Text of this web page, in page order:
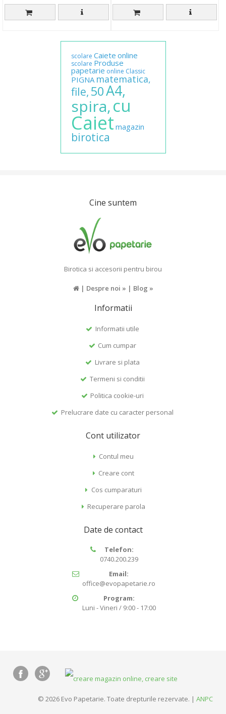
scolare Caiete online
scolare Produse
papetarie online Classic
PIGNA matematica,
file, 50A4,
spira,cu
Caiet magazin
birotica
Cine suntem
Birotica si accesorii pentru birou
| Despre noi » | Blog »
Informatii
Informatii utile
Cum cumpar
Livrare si plata
Termeni si conditii
Politica cookie-uri
Prelucrare date cu caracter personal
Cont utilizator
Contul meu
Creare cont
Cos cumparaturi
Recuperare parola
Date de contact
Telefon:
0740.200.239
Email:
office@evopapetarie.ro
Program:
Luni - Vineri / 9:00 - 17:00
© 2026 Evo Papetarie. Toate drepturile rezervate. | ANPC